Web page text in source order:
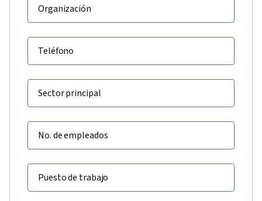
Organización
Teléfono
Sector principal
No. de empleados
Puesto de trabajo